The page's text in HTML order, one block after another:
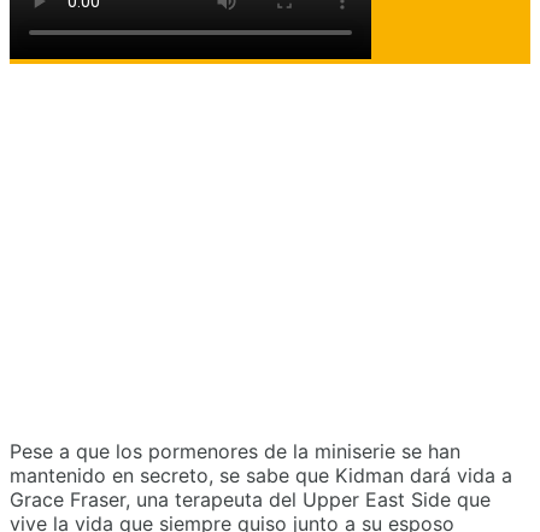
Pese a que los pormenores de la miniserie se han
mantenido en secreto, se sabe que Kidman dará vida a
Grace Fraser, una terapeuta del Upper East Side que
vive la vida que siempre quiso junto a su esposo